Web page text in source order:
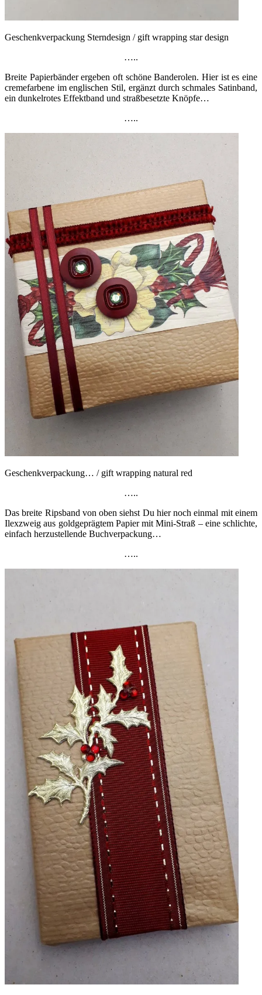
Geschenkverpackung Sterndesign / gift wrapping star design
…..
Breite Papierbänder ergeben oft schöne Banderolen. Hier ist es eine
cremefarbene im englischen Stil, ergänzt durch schmales Satinband,
ein dunkelrotes Effektband und straßbesetzte Knöpfe…
…..
Geschenkverpackung… / gift wrapping natural red
…..
Das breite Ripsband von oben siehst Du hier noch einmal mit einem
Ilexzweig aus goldgeprägtem Papier mit Mini-Straß – eine schlichte,
einfach herzustellende Buchverpackung…
…..